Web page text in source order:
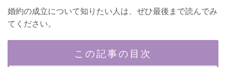
婚約の成立について知りたい人は、ぜひ最後まで読んでみ
てください。
この記事の目次